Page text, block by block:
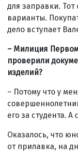
для заправки. Тот
варианты.
дело вступает
– Милиция
проверили
изделий?
– Потому что у
его за студента. А
Оказалось, что
от прилавка, на